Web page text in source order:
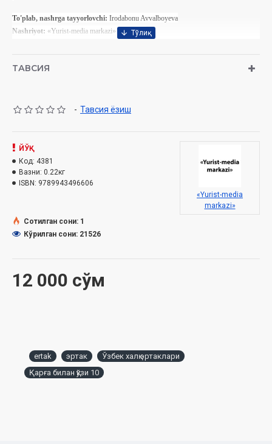
To'plab, nashrga tayyorlovchi: Irodabonu Avvalboyeva
Nashriyot: «Yurist-media markazi» nashriyoti
ISBN:978-9943-4966-0-6
ТАВСИЯ
- Тавсия ёзиш
12 000 сўм
ЙЎҚ
Код: 4381
Вазни: 0.22кг
ISBN: 9789943496606
«Yurist-media
markazi»
Сотилган сони: 1
Кўрилган сони: 21526
ertak эртак
Ўзбек халқ эртаклари
Қарға билан қўзи 10